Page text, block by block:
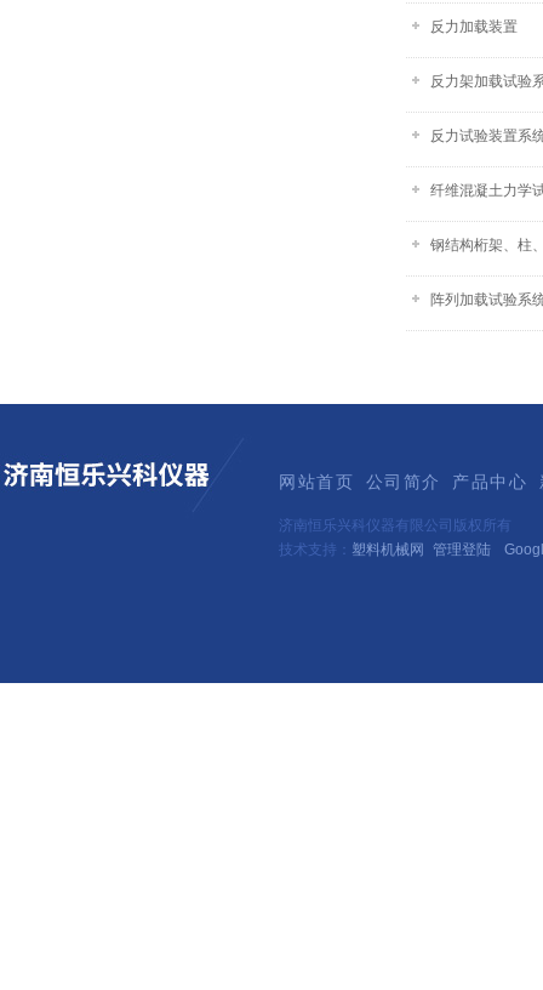
反力加载装置
反力架加载试验
反力试验装置系
纤维混凝土力学
钢结构桁架、柱
阵列加载试验系
网站首页 公司简介 产品中心
济南恒乐兴科仪器有限公司版权所有
技术支持： 塑料机械网 管理登陆